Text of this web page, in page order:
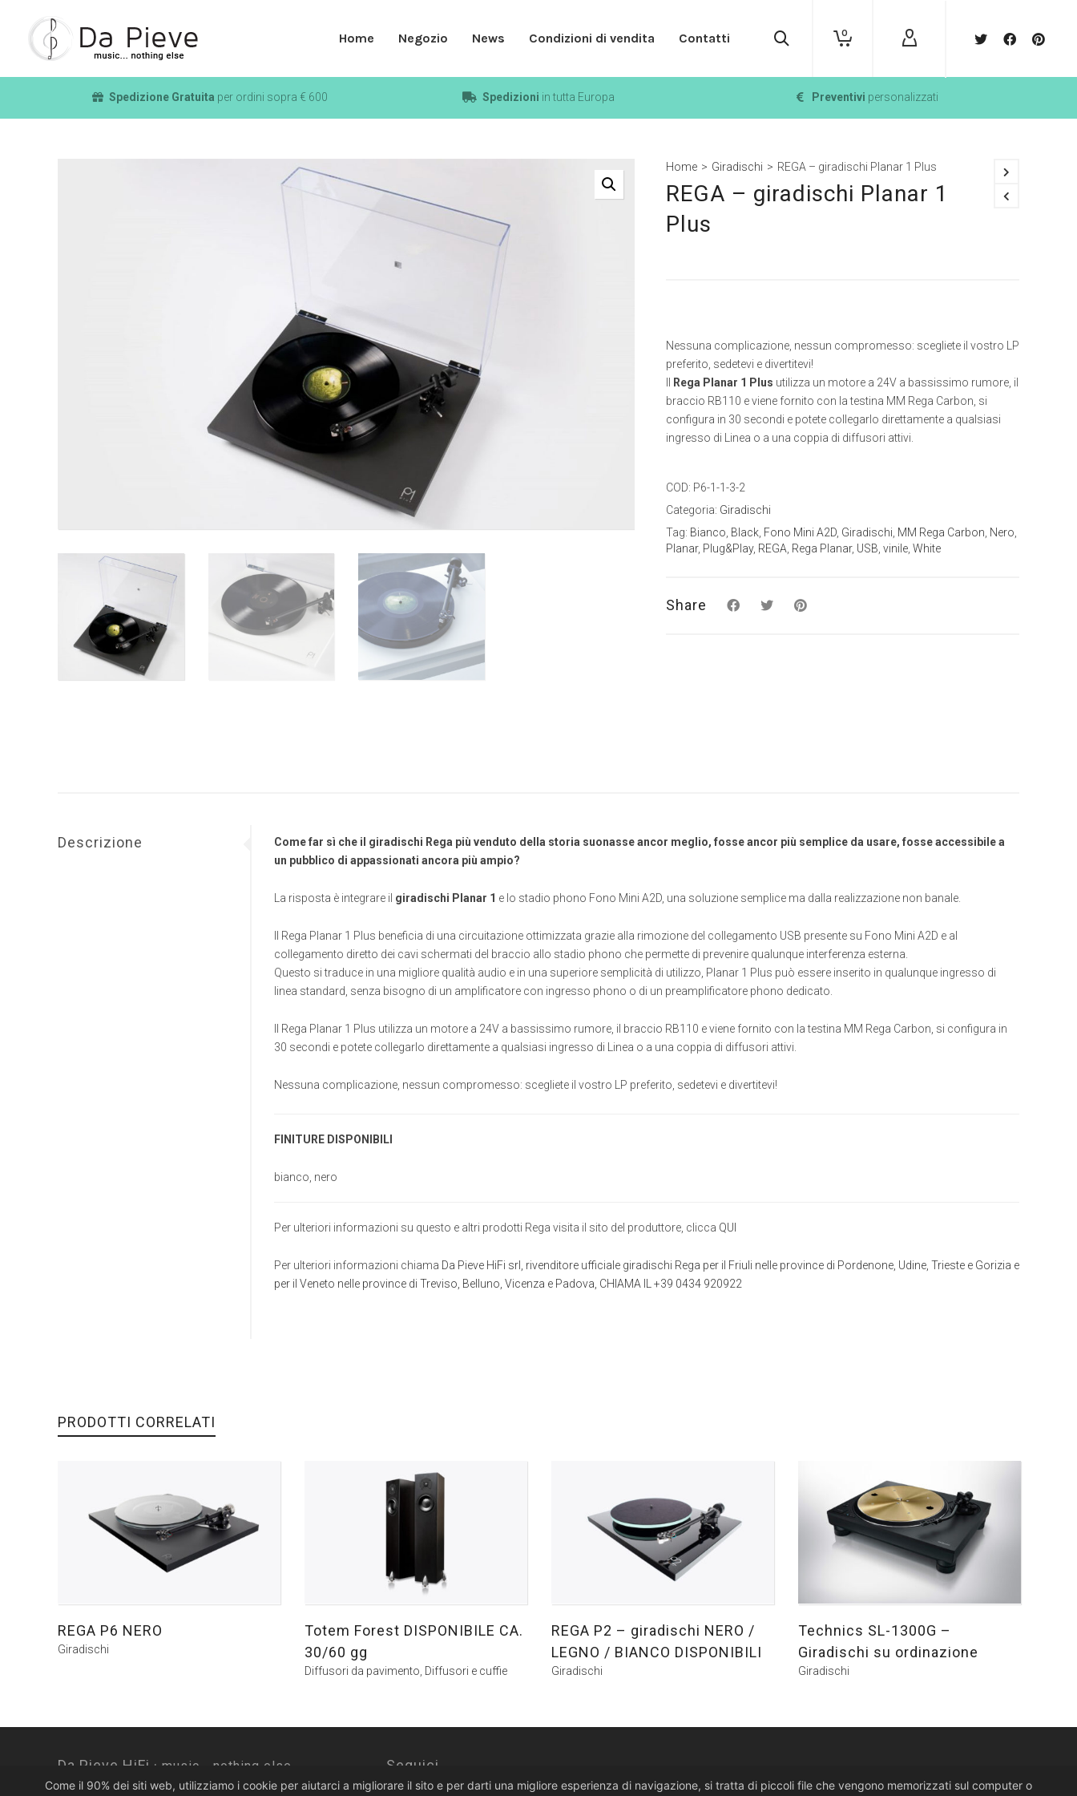
Home Negozio News Condizioni di vendita Contatti 0
Spedizione Gratuita per ordini sopra € 600 Spedizioni in tutta Europa Preventivi personalizzati
Home > Giradischi > REGA – giradischi Planar 1 Plus
REGA – giradischi Planar 1
Plus
Nessuna complicazione, nessun compromesso: scegliete il vostro LP
preferito, sedetevi e divertitevi!
Rega Planar 1 Plus utilizza un motore a 24V a bassissimo rumore, il
braccio RB110 e viene fornito con la testina MM Rega Carbon, si
configura in 30 secondi e potete collegarlo direttamente a qualsiasi
ingresso di Linea o a una coppia di diffusori attivi.
COD: P6-1-1-3-2
Categoria: Giradischi
Tag: Bianco Black Fono Mini A2D Giradischi MM Rega Carbon Nero
Planar, Plug&Play, REGA Rega Planar, USB vinile White
Share
Descrizione
Come far sì che il giradischi Rega più venduto della storia suonasse ancor meglio, fosse ancor più semplice da usare, fosse accessibile a
un pubblico di appassionati ancora più ampio?
La risposta è integrare il giradischi Planar 1 e lo stadio phono Fono Mini A2D, una soluzione semplice ma dalla realizzazione non banale.
Il Rega Planar 1 Plus beneficia di una circuitazione ottimizzata grazie alla rimozione del collegamento USB presente su Fono Mini A2D e al
collegamento diretto dei cavi schermati del braccio allo stadio phono che permette di prevenire qualunque interferenza esterna.
Questo si traduce in una migliore qualità audio e in una superiore semplicità di utilizzo, Planar 1 Plus può essere inserito in qualunque ingresso di
linea standard, senza bisogno di un amplificatore con ingresso phono o di un preamplificatore phono dedicato.
Il Rega Planar 1 Plus utilizza un motore a 24V a bassissimo rumore, il braccio RB110 e viene fornito con la testina MM Rega Carbon, si configura in
30 secondi e potete collegarlo direttamente a qualsiasi ingresso di Linea o a una coppia di diffusori attivi.
Nessuna complicazione, nessun compromesso: scegliete il vostro LP preferito, sedetevi e divertitevi!
FINITURE DISPONIBILI
bianco, nero
Per ulteriori informazioni su questo e altri prodotti Rega visita il sito del produttore, clicca QUI
Per ulteriori informazioni chiama Da Pieve HiFi srl, rivenditore ufficiale giradischi Rega per il Friuli nelle province di Pordenone, Udine, Trieste e Gorizia e
per il Veneto nelle province di Treviso, Belluno, Vicenza e Padova, CHIAMA IL +39 0434 920922
PRODOTTI CORRELATI
REGA P6 NERO
Giradischi
Totem Forest DISPONIBILE CA.
30/60 gg
Diffusori da pavimento, Diffusori e cuffie
REGA P2 – giradischi NERO /
LEGNO / BIANCO DISPONIBILI
Giradischi
Technics SL-1300G –
Giradischi su ordinazione
Giradischi
Da Pieve HiFi · music... nothing else. Seguici
Come il 90% dei siti web, utilizziamo i cookie per aiutarci a migliorare il sito e per darti una migliore esperienza di navigazione, si tratta di piccoli file che vengono memorizzati sul computer o